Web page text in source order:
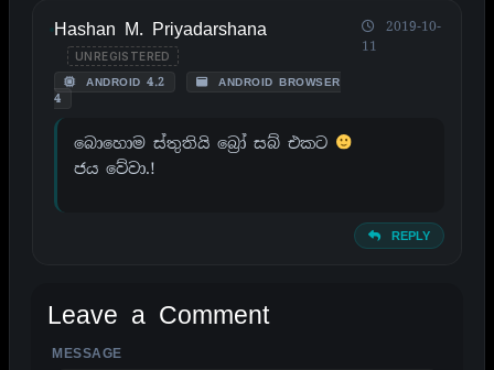
Hashan M. Priyadarshana
UNREGISTERED
ANDROID 4.2
ANDROID BROWSER
4
2019-10-
11
බොහොම ස්තුතියි බ්‍රෝ සබ් එකට
ජය වේවා.!
REPLY
Leave a Comment
MESSAGE
ALTERNATIVE: